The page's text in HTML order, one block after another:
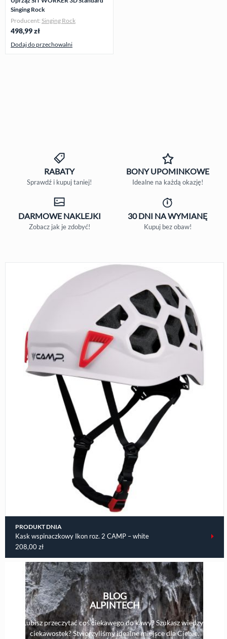
Singing Rock
Producent: Singing Rock
498,99zł
Dodaj do przechowalni
RABATY
Sprawdź i kupuj taniej!
BONYUPOMINKOWE
Idealne na każdą okazję!
DARMOWENAKLEJKI
Zobacz jak je zdobyć!
30 DNI NA WYMIANĘ
Kupuj bez obaw!
PRODUKT DNIA
Kask wspinaczkowy Ikon roz. 2 CAMP – white
208,00zł
BLOG
ALPINTECH
Lubisz przeczytać coś ciekawego do kawy? Szukasz wiedzy i
ciekawostek? Stworzyliśmy idealne miejsce dla Ciebie.